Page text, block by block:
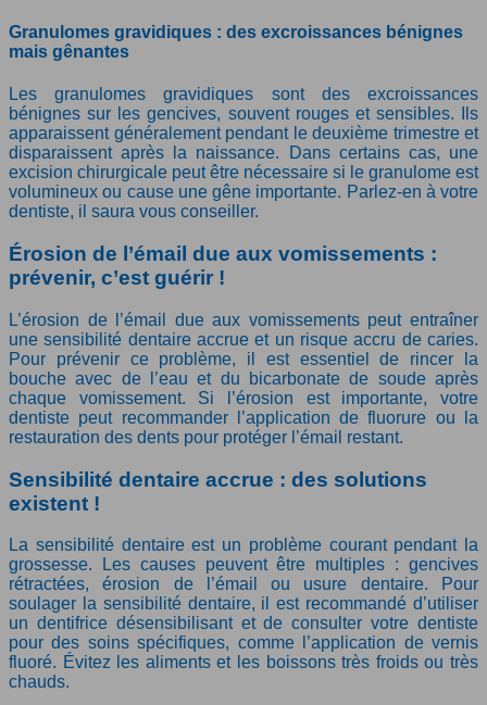
Granulomes gravidiques : des excroissances bénignes
mais gênantes
Les granulomes gravidiques sont des excroissances
bénignes sur les gencives, souvent rouges et sensibles. Ils
apparaissent généralement pendant le deuxième trimestre et
disparaissent après la naissance. Dans certains cas, une
excision chirurgicale peut être nécessaire si le granulome est
volumineux ou cause une gêne importante. Parlez-en à votre
dentiste, il saura vous conseiller.
Érosion de l’émail due aux vomissements :
prévenir, c’est guérir !
L’érosion de l’émail due aux vomissements peut entraîner
une sensibilité dentaire accrue et un risque accru de caries.
Pour prévenir ce problème, il est essentiel de rincer la
bouche avec de l’eau et du bicarbonate de soude après
chaque vomissement. Si l’érosion est importante, votre
dentiste peut recommander l’application de fluorure ou la
restauration des dents pour protéger l’émail restant.
Sensibilité dentaire accrue : des solutions
existent !
La sensibilité dentaire est un problème courant pendant la
grossesse. Les causes peuvent être multiples : gencives
rétractées, érosion de l’émail ou usure dentaire. Pour
soulager la sensibilité dentaire, il est recommandé d’utiliser
un dentifrice désensibilisant et de consulter votre dentiste
pour des soins spécifiques, comme l’application de vernis
fluoré. Évitez les aliments et les boissons très froids ou très
chauds.